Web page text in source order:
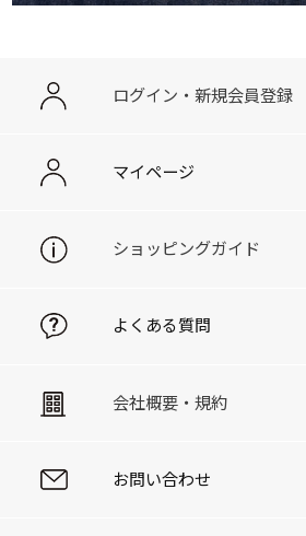
ログイン・新規会員登録
マイページ
ショッピングガイド
よくある質問
会社概要・規約
お問い合わせ